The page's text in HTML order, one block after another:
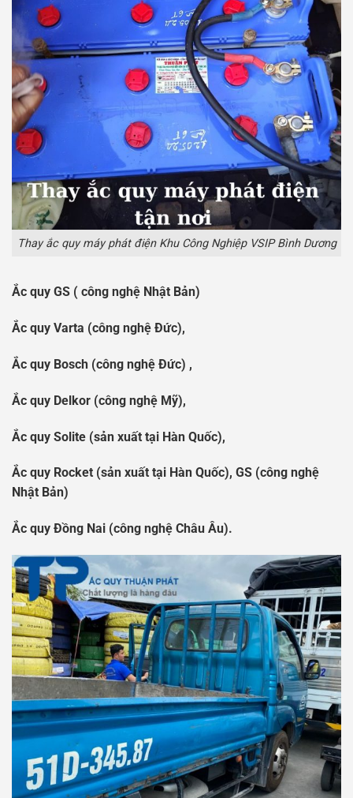
Thay ắc quy máy phát điện Khu Công Nghiệp VSIP Bình Dương
Ắc quy GS ( công nghệ Nhật Bản)
Ắc quy Varta (công nghệ Đức),
Ắc quy Bosch (công nghệ Đức) ,
Ắc quy Delkor (công nghệ Mỹ),
Ắc quy Solite (sản xuất tại Hàn Quốc),
Ắc quy Rocket (sản xuất tại Hàn Quốc), GS (công nghệ
Nhật Bản)
Ắc quy Đồng Nai (công nghệ Châu Âu).